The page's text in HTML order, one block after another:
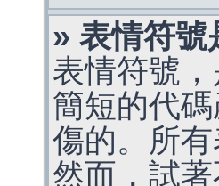
» 表情符號
表情符號
簡短的代
傷的。所
然而，試